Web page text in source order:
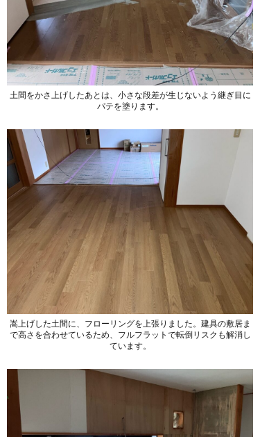
土間をかさ上げしたあとは、小さな段差が生じないよう継ぎ目に
パテを塗ります。
嵩上げした土間に、フローリングを上張りました。建具の敷居ま
で高さを合わせているため、フルフラットで転倒リスクも解消し
ています。